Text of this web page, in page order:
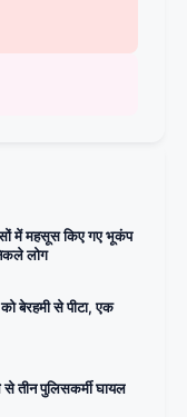
में महसूस किए गए भूकंप
लोग
बेरहमी से पीटा, एक
से तीन पुलिसकर्मी घायल